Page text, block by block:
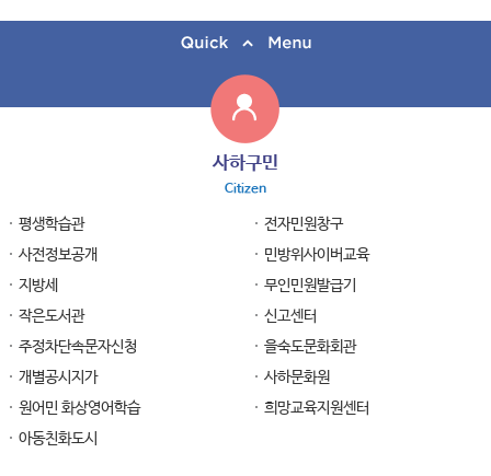
사하구민
Citizen
평생학습관
전자민원창구
사전정보공개
민방위사이버교육
지방세
무인민원발급기
작은도서관
신고센터
주정차단속문자신청
을숙도문화회관
개별공시지가
사하문화원
원어민 화상영어학습
희망교육지원센터
아동친화도시